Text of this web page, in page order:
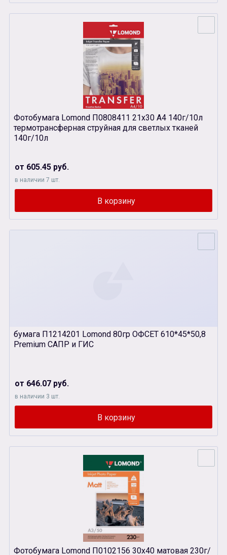
Фотобумага Lomond П0808411 21х30 А4 140г/10л
термотрансферная струйная для светлых тканей
140г/10л
от 605.45 руб.
в наличии 7 шт.
бумага П1214201 Lomond 80гр ОФСЕТ 610*45*50,8
Premium САПР и ГИС
от 646.07 руб.
в наличии 3 шт.
Фотобумага Lomond П0102156 30х40 матовая 230г/